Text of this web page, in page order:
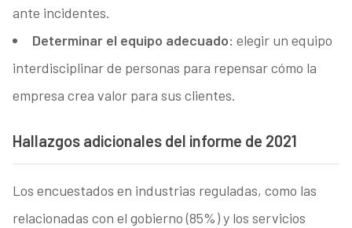
ante incidentes.
Determinar el equipo adecuado: elegir un equipo
interdisciplinar de personas para repensar cómo la
empresa crea valor para sus clientes.
Hallazgos adicionales del informe de 2021
Los encuestados en industrias reguladas, como las
relacionadas con el gobierno (85%) y los servicios